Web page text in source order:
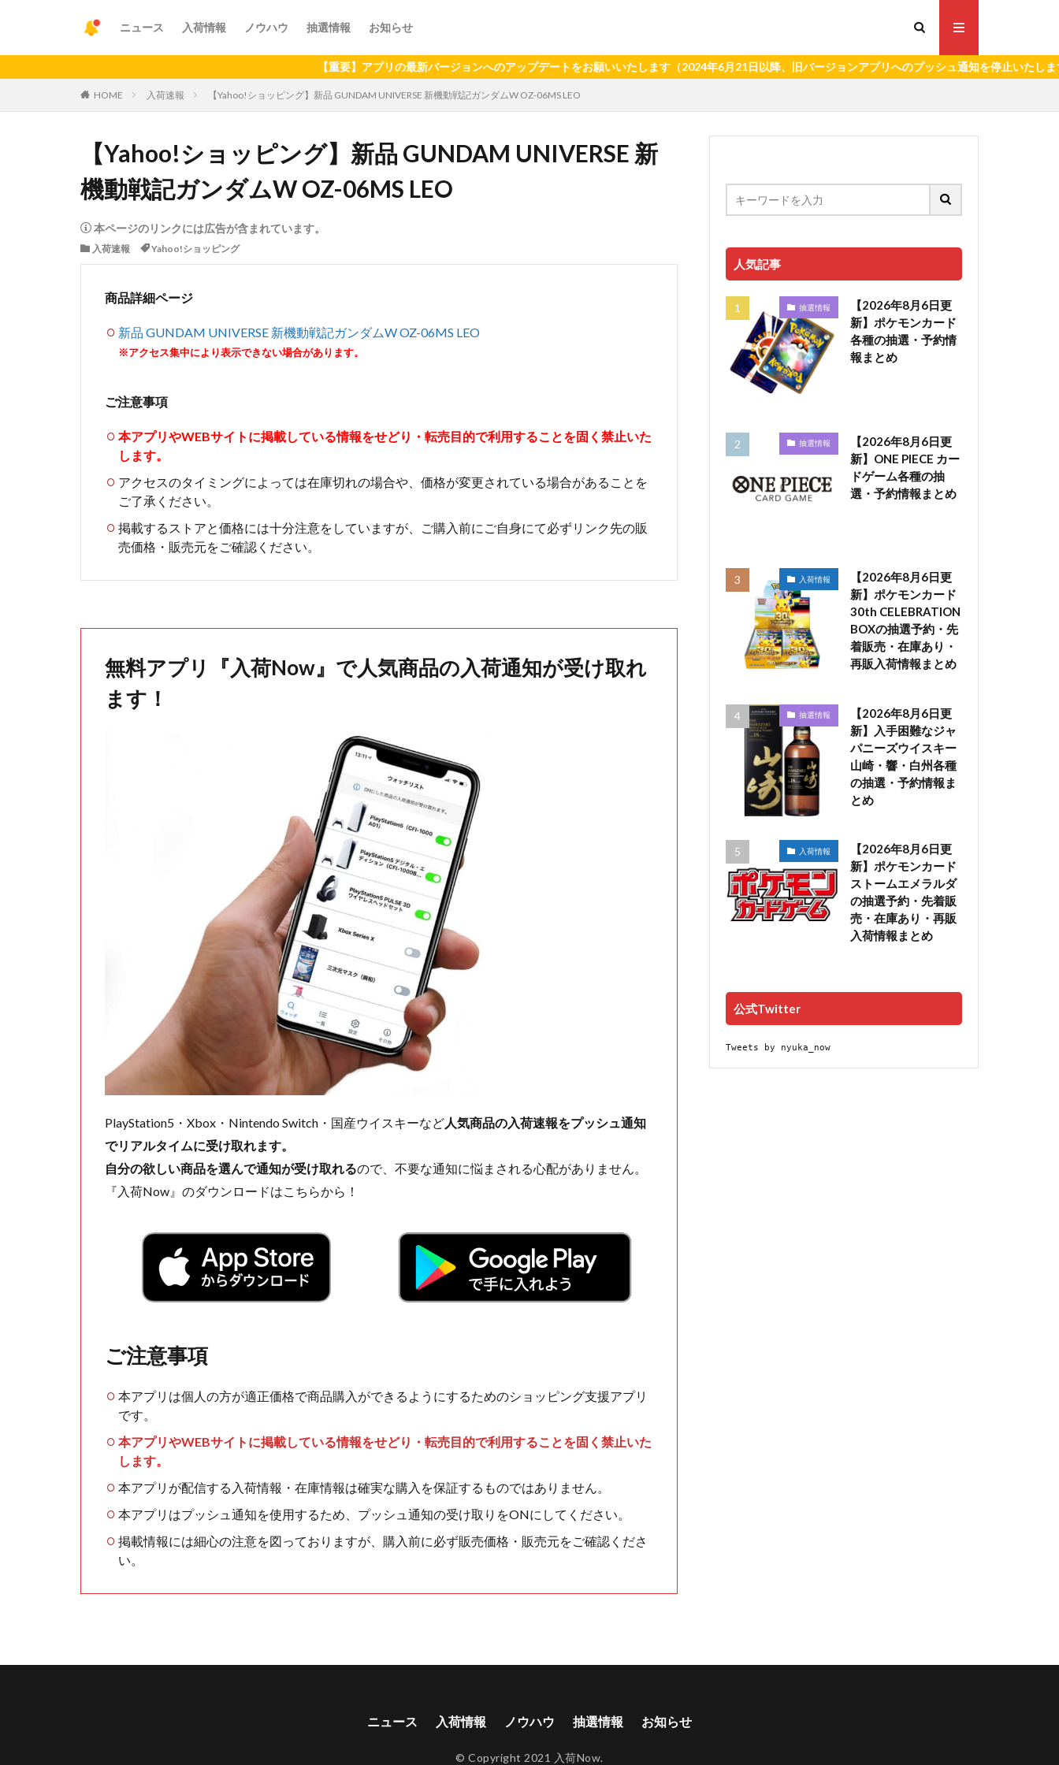
ニュース 入荷情報 ノウハウ 抽選情報 お知らせ
【重要】アプリの最新バージョンへのアップデートをお願いいたします（2024年6月21日以降、旧バージョンアプリへのプッシュ通知を停止いたします。）
HOME 入荷速報 【Yahoo!ショッピング】新品 GUNDAM UNIVERSE 新機動戦記ガンダムW OZ-06MS LEO
【Yahoo!ショッピング】新品 GUNDAM UNIVERSE 新
機動戦記ガンダムW OZ-06MS LEO
本ページのリンクには広告が含まれています。
入荷速報 Yahoo!ショッピング
商品詳細ページ
新品 GUNDAM UNIVERSE 新機動戦記ガンダムW OZ-06MS LEO
※アクセス集中により表示できない場合があります。
ご注意事項
本アプリやWEBサイトに掲載している情報をせどり・転売目的で利用することを固く禁止いた
します。
アクセスのタイミングによっては在庫切れの場合や、価格が変更されている場合があることを
ご了承ください。
掲載するストアと価格には十分注意をしていますが、ご購入前にご自身にて必ずリンク先の販
売価格・販売元をご確認ください。
無料アプリ『入荷Now』で人気商品の入荷通知が受け取れ
ます！
PlayStation5・Xbox・Nintendo Switch・国産ウイスキーなど人気商品の入荷速報をプッシュ通知
でリアルタイムに受け取れます。
自分の欲しい商品を選んで通知が受け取れるので、不要な通知に悩まされる心配がありません。
『入荷Now』のダウンロードはこちらから！
ご注意事項
本アプリは個人の方が適正価格で商品購入ができるようにするためのショッピング支援アプリ
です。
本アプリやWEBサイトに掲載している情報をせどり・転売目的で利用することを固く禁止いた
します。
本アプリが配信する入荷情報・在庫情報は確実な購入を保証するものではありません。
本アプリはプッシュ通知を使用するため、プッシュ通知の受け取りをONにしてください。
掲載情報には細心の注意を図っておりますが、購入前に必ず販売価格・販売元をご確認くださ
い。
人気記事
抽選情報
【2026年8月6日更
新】ポケモンカード
各種の抽選・予約情
報まとめ
抽選情報
【2026年8月6日更
新】ONE PIECE カー
ドゲーム各種の抽
選・予約情報まとめ
入荷情報
【2026年8月6日更
新】ポケモンカード
30th CELEBRATION
BOXの抽選予約・先
着販売・在庫あり・
再販入荷情報まとめ
抽選情報
【2026年8月6日更
新】入手困難なジャ
パニーズウイスキー
山崎・響・白州各種
の抽選・予約情報ま
とめ
入荷情報
【2026年8月6日更
新】ポケモンカード
ストームエメラルダ
の抽選予約・先着販
売・在庫あり・再販
入荷情報まとめ
公式Twitter
Tweets by nyuka_now
ニュース 入荷情報 ノウハウ 抽選情報 お知らせ
© Copyright 2021 入荷Now.